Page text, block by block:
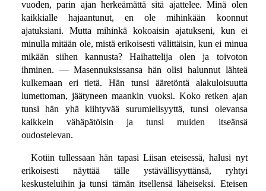
vuoden, parin ajan herkeämättä sitä ajattelee. Minä olen
kaikkialle hajaantunut, en ole mihinkään koonnut
ajatuksiani. Mutta mihinkä kokoaisin ajatukseni, kun ei
minulla mitään ole, mistä erikoisesti välittäisin, kun ei minua
mikään siihen kannusta? Haihattelija olen ja toivoton
ihminen. — Masennuksissansa hän olisi halunnut lähteä
kulkemaan eri tietä. Hän tunsi ääretöntä alakuloisuutta
lumettoman, jäätyneen maankin vuoksi. Koko retken ajan
tunsi hän yhä kiihtyvää surumielisyyttä, tunsi olevansa
kaikkein vähäpätöisin ja tunsi muiden itseänsä
oudostelevan.
Kotiin tullessaan hän tapasi Liisan eteisessä, halusi nyt
erikoisesti näyttää tälle ystävällisyyttänsä, ryhtyi
keskusteluihin ja tunsi tämän itsellensä läheiseksi. Eteisen